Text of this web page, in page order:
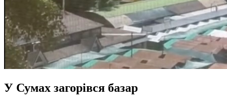
У Сумах загорівся базар